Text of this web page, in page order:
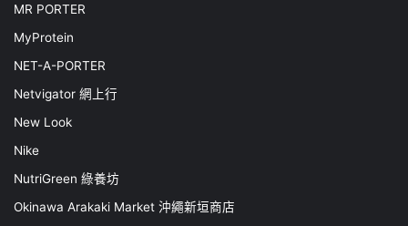
MR PORTER
MyProtein
NET-A-PORTER
Netvigator 網上行
New Look
Nike
NutriGreen 綠養坊
Okinawa Arakaki Market 沖繩新垣商店